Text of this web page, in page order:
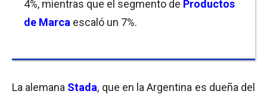
4%, mientras que el segmento de Productos
de Marca escaló un 7%.
La alemana Stada, que en la Argentina es dueña del